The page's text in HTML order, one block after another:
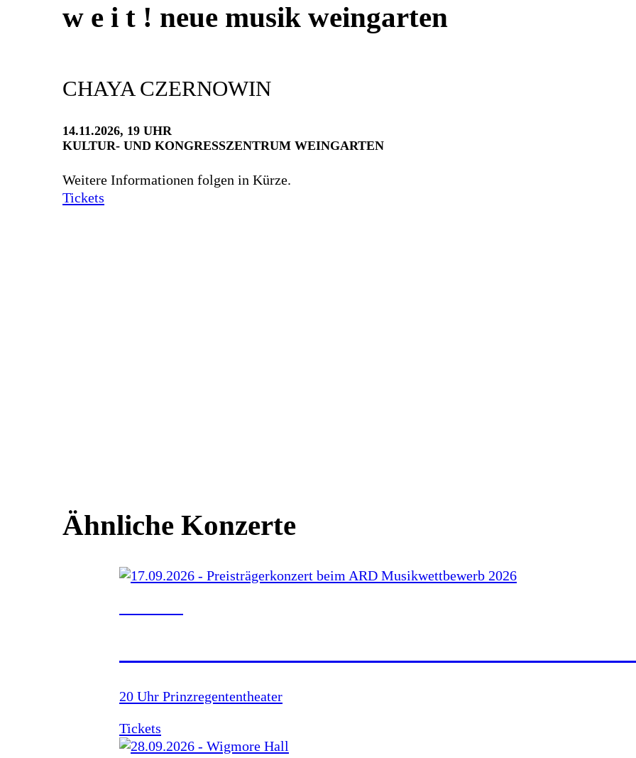
w e i t ! neue musik weingarten
CHAYA CZERNOWIN
14.11.2026, 19 UHR
KULTUR- UND KONGRESSZENTRUM WEINGARTEN
Weitere Informationen folgen in Kürze.
Tickets
Ähnliche Konzerte
20 Uhr Prinzregententheater
Tickets